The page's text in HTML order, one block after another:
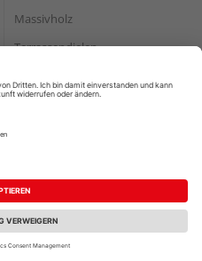
Massivholz
Terrassendielen
AGB
Barrierefreiheitserklärung